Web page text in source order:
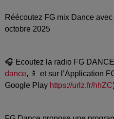
Réécoutez FG mix Dance
octobre 2025
🎧 Ecoutez la radio FG
dance, 📱 et sur l’Application
Google Play https://urlz.fr/hhZC